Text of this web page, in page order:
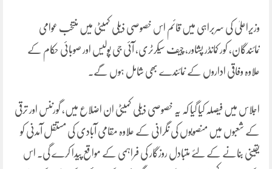
وزیراعلیٰ کی سربراہی میں قائم اس خصوصی ذیلی کمیٹی میں منتخب عوامی
نمائندگان، کور کمانڈر پشاور، چیف سیکرٹری، آئی جی پولیس اور صوبائی حکام کے
علاوہ وفاقی اداروں کے نمائندے بھی شامل ہوں گے۔
اجلاس میں فیصلہ کیا گیا کہ یہ خصوصی ذیلی کمیٹی ان اضلاع میں، گورننس اور ترقی
کے شعبوں میں منصوبوں کی نگرانی کے علاوہ مقامی آبادی کی مستقل آمدنی کو
یقینی بنانے کے لئے متبادل روزگار کی فراہمی کے مواقع پیدا کرے گی۔ اس